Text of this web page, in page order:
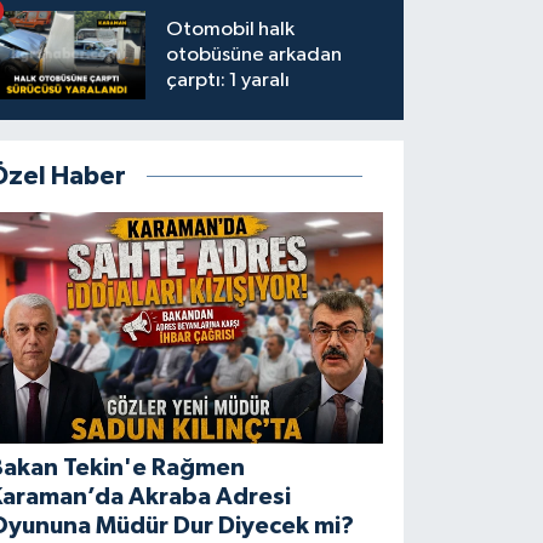
Otomobil halk
otobüsüne arkadan
çarptı: 1 yaralı
Haber
Tekin'e Rağmen
Akraba Adresi
Müdür Dur Diyecek mi?